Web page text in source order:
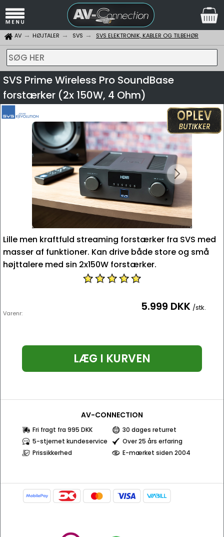
AV HØJTALER SVS SVS ELEKTRONIK, KABLER OG TILBEHØR
SØG HER
SVS Prime Wireless Pro SoundBase
forstærker (2x 150W, 4 Ohm)
Lille men kraftfuld streaming forstærker fra SVS med
masser af funktioner. Kan drive både store og små
højttalere med sin 2x150W forstærker.
Varenr: 5.999 DKK /stk.
LÆG I KURVEN
AV-CONNECTION
Fri fragt fra 995 DKK
30 dages returret
5-stjernet kundeservice
Over 25 års erfaring
Prissikkerhed
E-mærket siden 2004